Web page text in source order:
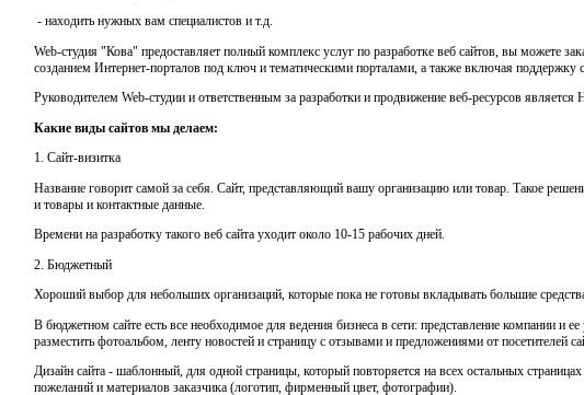
- находить нужных вам специалистов и т.д.
Web-студия "Кова" предоставляет полный комплекс услуг по разработке веб сайтов, вы можете
созданием Интернет-порталов под ключ и тематическими порталами, а также включая поддержку
Руководителем Web-студии и ответственным за разработки и продвижение веб-ресурсов
Какие виды сайтов мы делаем:
1. Сайт-визитка
Название говорит самой за себя. Cайт, представляющий вашу организацию или товар. Такое
и товары и контактные данные.
Времени на разработку такого веб сайта уходит около 10-15 рабочих дней.
2. Бюджетный
Хороший выбор для небольших организаций, которые пока не готовы вкладывать большие
В бюджетном сайте есть все необходимое для ведения бизнеса в сети: представление компании и
разместить фотоальбом, ленту новостей и страницу с отзывами и предложениями от посетителей
Дизайн сайта - шаблонный, для одной страницы, который повторяется на всех остальных
пожеланий и материалов заказчика (логотип, фирменный цвет, фотографии).